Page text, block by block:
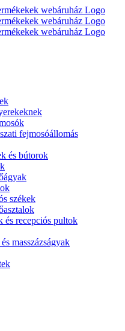
fejmosóállomás
és bútorok
székek
és recepciós pultok
masszázságyak